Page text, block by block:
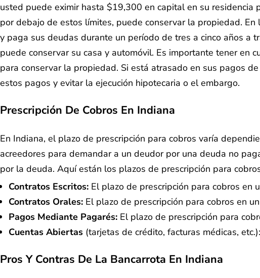
usted puede eximir hasta $19,300 en capital en su
por debajo de estos límites, puede conservar la propiedad.
y paga sus deudas durante un período de tres a cinco años
puede conservar su casa y automóvil. Es importante tener en
para conservar la propiedad. Si está atrasado en sus pagos
estos pagos y evitar la ejecución hipotecaria o el embargo.
Prescripción De Cobros En Indiana
En Indiana, el plazo de prescripción para cobros varía
acreedores para demandar a un deudor por una deuda no
por la deuda. Aquí están los plazos de prescripción para
Contratos Escritos: El plazo de prescripción para cobros en
Contratos Orales: El plazo de prescripción para cobros en
Pagos Mediante Pagarés: El plazo de prescripción para
Cuentas Abiertas (tarjetas de crédito, facturas médicas,
Pros Y Contras De La Bancarrota En Indiana